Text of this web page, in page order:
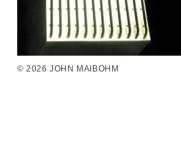
© 2026 JOHN MAIBOHM